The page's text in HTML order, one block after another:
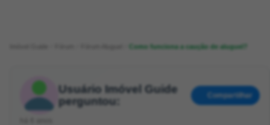
Como funciona a caução de aluguel?
Usuário Imóvel Guide
perguntou:
Compartilhar